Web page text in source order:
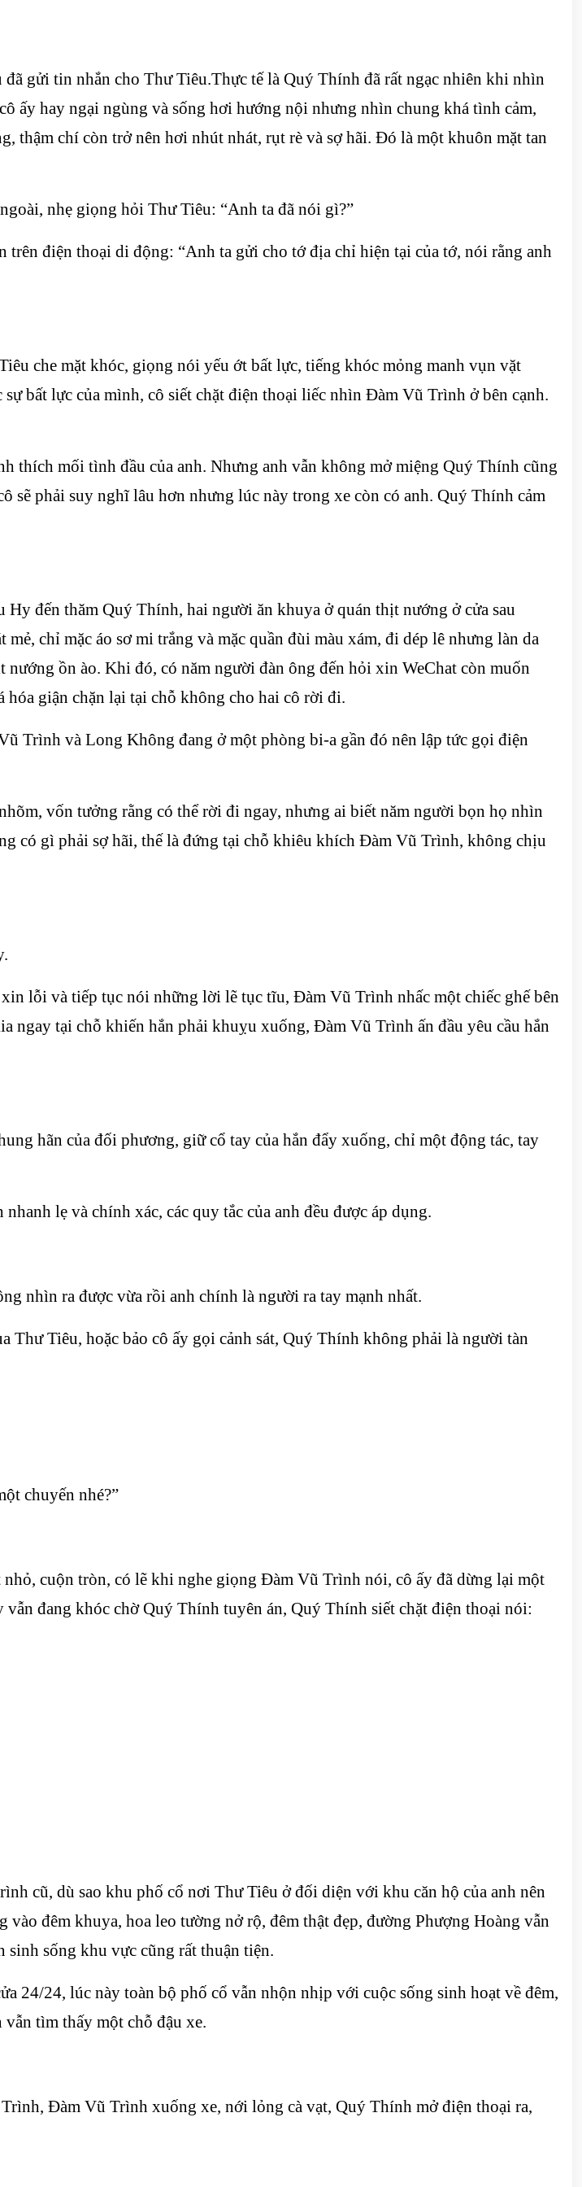
gửi tin nhắn cho Thư Tiêu.Thực tế là Quý Thính đã rất ngạc nhiên khi nhìn
ấy hay ngại ngùng và sống hơi hướng nội nhưng nhìn chung khá tình cảm,
thậm chí còn trở nên hơi nhút nhát, rụt rè và sợ hãi. Đó là một khuôn mặt tan
nhẹ giọng hỏi Thư Tiêu: “Anh ta đã nói gì?”
điện thoại di động: “Anh ta gửi cho tớ địa chỉ hiện tại của tớ, nói rằng anh
che mặt khóc, giọng nói yếu ớt bất lực, tiếng khóc mỏng manh vụn vặt
bất lực của mình, cô siết chặt điện thoại liếc nhìn Đàm Vũ Trình ở bên cạnh.
thích mối tình đầu của anh. Nhưng anh vẫn không mở miệng Quý Thính cũng
sẽ phải suy nghĩ lâu hơn nhưng lúc này trong xe còn có anh. Quý Thính cảm
đến thăm Quý Thính, hai người ăn khuya ở quán thịt nướng ở cửa sau
chỉ mặc áo sơ mi trắng và mặc quần đùi màu xám, đi dép lê nhưng làn da
ồn ào. Khi đó, có năm người đàn ông đến hỏi xin WeChat còn muốn
giận chặn lại tại chỗ không cho hai cô rời đi.
Trình và Long Không đang ở một phòng bi-a gần đó nên lập tức gọi điện
vốn tưởng rằng có thể rời đi ngay, nhưng ai biết năm người bọn họ nhìn
có gì phải sợ hãi, thế là đứng tại chỗ khiêu khích Đàm Vũ Trình, không chịu
lỗi và tiếp tục nói những lời lẽ tục tĩu, Đàm Vũ Trình nhấc một chiếc ghế bên
ngay tại chỗ khiến hắn phải khuỵu xuống, Đàm Vũ Trình ấn đầu yêu cầu hắn
hãn của đối phương, giữ cổ tay của hắn đẩy xuống, chỉ một động tác, tay
lẹ và chính xác, các quy tắc của anh đều được áp dụng.
nhìn ra được vừa rồi anh chính là người ra tay mạnh nhất.
Tiêu, hoặc bảo cô ấy gọi cảnh sát, Quý Thính không phải là người tàn
chuyến nhé?”
cuộn tròn, có lẽ khi nghe giọng Đàm Vũ Trình nói, cô ấy đã dừng lại một
đang khóc chờ Quý Thính tuyên án, Quý Thính siết chặt điện thoại nói:
cũ, dù sao khu phố cổ nơi Thư Tiêu ở đối diện với khu căn hộ của anh nên
đêm khuya, hoa leo tường nở rộ, đêm thật đẹp, đường Phượng Hoàng vẫn
sinh sống khu vực cũng rất thuận tiện.
24/24, lúc này toàn bộ phố cổ vẫn nhộn nhịp với cuộc sống sinh hoạt về đêm,
tìm thấy một chỗ đậu xe.
Đàm Vũ Trình xuống xe, nới lỏng cà vạt, Quý Thính mở điện thoại ra,